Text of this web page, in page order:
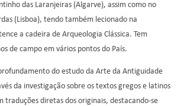
das Laranjeiras (Algarve), assim como no
(Lisboa), tendo também lecionado na
a cadeira de Arqueologia Clássica. Tem
de campo em vários pontos do País.
do estudo da Arte da Antiguidade
da investigação sobre os textos gregos e latinos
traduções diretas dos originais, destacando-se